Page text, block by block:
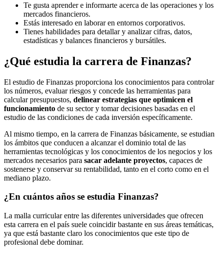
Te gusta aprender e informarte acerca de las operaciones y los
mercados financieros.
Estás interesado en laborar en entornos corporativos.
Tienes habilidades para detallar y analizar cifras, datos,
estadísticas y balances financieros y bursátiles.
¿Qué estudia la carrera de Finanzas?
El estudio de Finanzas proporciona los conocimientos para controlar
los números, evaluar riesgos y concede las herramientas para
calcular presupuestos, delinear estrategias que optimicen el
funcionamiento de su sector y tomar decisiones basadas en el
estudio de las condiciones de cada inversión específicamente.
Al mismo tiempo, en la carrera de Finanzas básicamente, se estudian
los ámbitos que conducen a alcanzar el dominio total de las
herramientas tecnológicas y los conocimientos de los negocios y los
mercados necesarios para sacar adelante proyectos, capaces de
sostenerse y conservar su rentabilidad, tanto en el corto como en el
mediano plazo.
¿En cuántos años se estudia Finanzas?
La malla curricular entre las diferentes universidades que ofrecen
esta carrera en el país suele coincidir bastante en sus áreas temáticas,
ya que está bastante claro los conocimientos que este tipo de
profesional debe dominar.